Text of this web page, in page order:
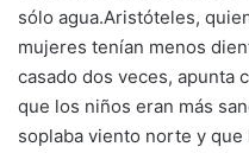
sólo agua.Aristóteles,
mujeres tenían menos
casado dos veces, apunta
que los niños eran más
soplaba viento norte y